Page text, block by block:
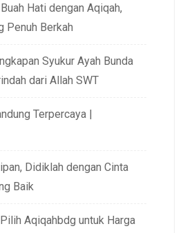
Hati dengan Aqiqah,
Penuh Berkah
Syukur Ayah Bunda
dari Allah SWT
Terpercaya |
Didiklah dengan Cinta
Baik
Aqiqahbdg untuk Harga